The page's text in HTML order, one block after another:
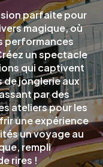
parfaite pour
magique, où
performances
un spectacle
qui captivent
de jonglerie aux
par des
ateliers pour les
une expérience
un voyage au
rempli
rires !